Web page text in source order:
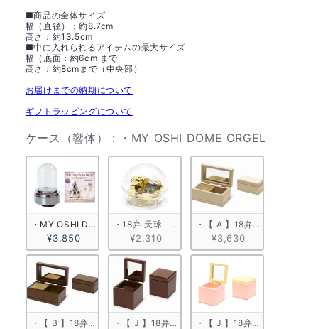
■商品の全体サイズ
幅（直径）：約8.7cm
高さ：約13.5cm
■中に入れられるアイテムの最大サイズ
幅（底面：約6cm まで
高さ：約8cmまで（中央部）
お届けまでの納期について
ギフトラッピングについて
ケース（響体） : ・MY OSHI DOME ORGEL
・MY OSHI DOME ORGEL
¥3,850
・18弁 天球　ゴールド
¥2,310
・【 A 】18弁 白木箱角形
¥3,630
・【 B 】18弁 塗装箱角形（小）・【 J 】18弁 キューブボックス・【 J 】18弁 キューブボッ